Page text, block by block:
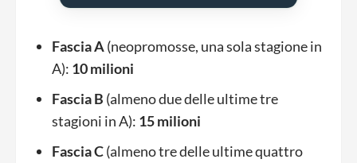
Fascia A(neopromosse, una sola stagione in
A): 10 milioni
Fascia B (almeno due delle ultime tre
stagioni in A): 15 milioni
Fascia C(almeno tre delle ultime quattro